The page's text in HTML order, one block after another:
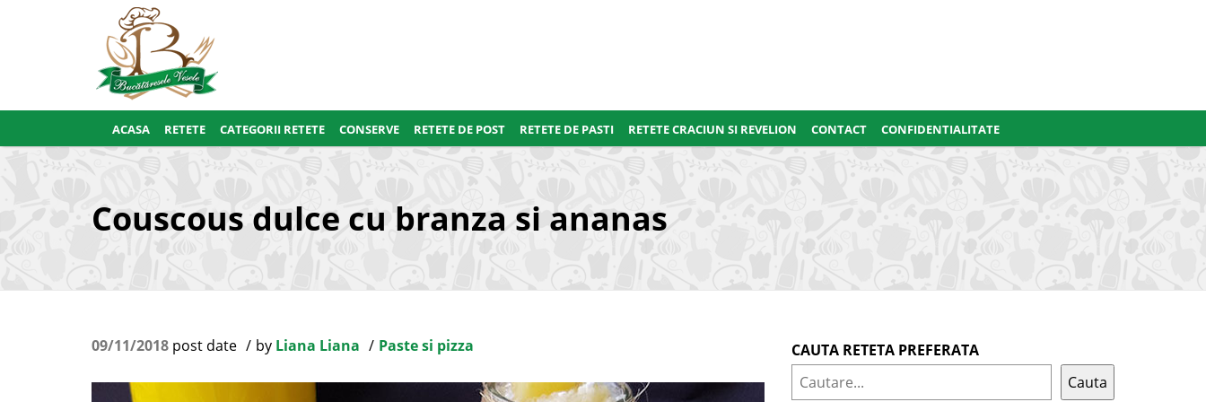
ACASA RETETE CATEGORII RETETE CONSERVE RETETE DE POST RETETE DE PASTI RETETE CRACIUN SI REVELION CONTACT CONFIDENTIALITATE
Couscous dulce cu branza si ananas
09/11/2018 post date by Liana Liana Paste si pizza
CAUTA RETETA PREFERATA
Cauta